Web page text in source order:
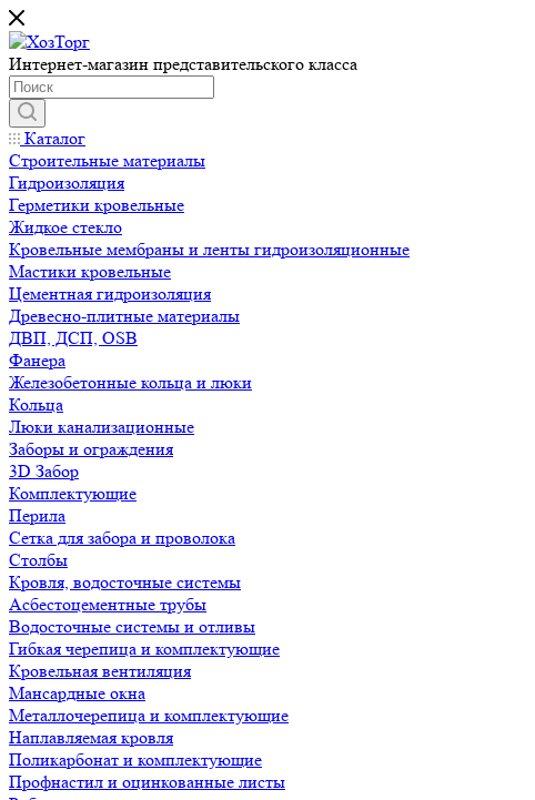
Интернет-магазин представительского класса
Каталог
Строительные материалы
Гидроизоляция
Герметики кровельные
Жидкое стекло
Кровельные мембраны и ленты гидроизоляционные
Мастики кровельные
Цементная гидроизоляция
Древесно-плитные материалы
ДВП, ДСП, OSB
Фанера
Железобетонные кольца и люки
Кольца
Люки канализационные
Заборы и ограждения
3D Забор
Комплектующие
Перила
Сетка для забора и проволока
Столбы
Кровля, водосточные системы
Асбестоцементные трубы
Водосточные системы и отливы
Гибкая черепица и комплектующие
Кровельная вентиляция
Мансардные окна
Металлочерепица и комплектующие
Наплавляемая кровля
Поликарбонат и комплектующие
Профнастил и оцинкованные листы